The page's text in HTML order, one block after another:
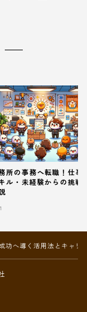
所の事務へ転職！仕事
ル・未経験からの挑戦
功へ導く活用法とキャリ